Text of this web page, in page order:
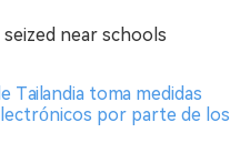
near schools
Tailandia toma medidas
por parte de los